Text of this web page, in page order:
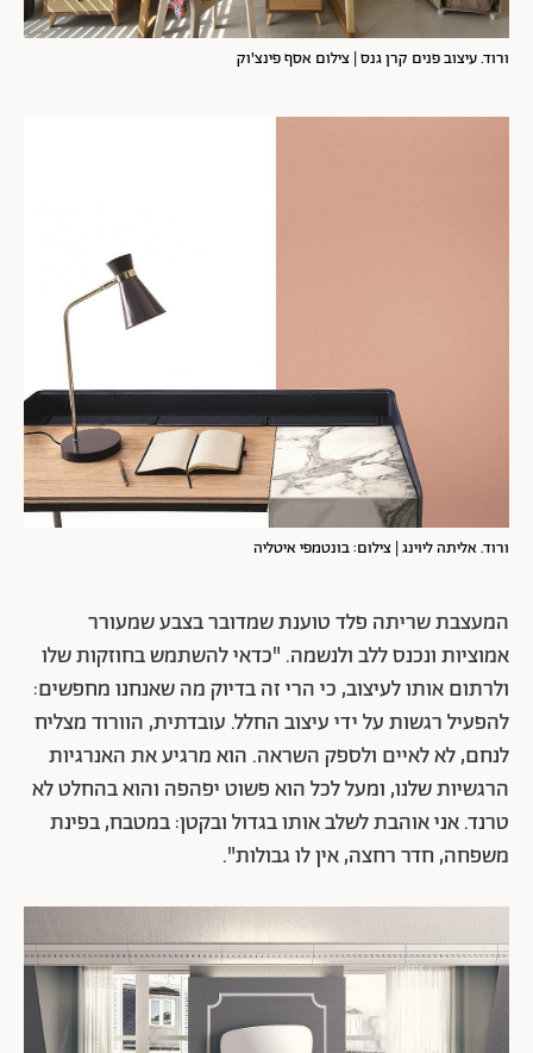
ורוד. עיצוב פנים קרן גנס | צילום אסף פינצ'וק
ורוד. אליתה ליוינג | צילום: בונטמפי איטליה
המעצבת שריתה פלד טוענת שמדובר בצבע שמעורר
אמוציות ונכנס ללב ולנשמה. "כדאי להשתמש בחוזקות שלו
ולרתום אותו לעיצוב, כי הרי זה בדיוק מה שאנחנו מחפשים:
להפעיל רגשות על ידי עיצוב החלל. עובדתית, הוורוד מצליח
לנחם, לא לאיים ולספק השראה. הוא מרגיע את האנרגיות
הרגשיות שלנו, ומעל לכל הוא פשוט יפהפה והוא בהחלט לא
טרנד. אני אוהבת לשלב אותו בגדול ובקטן: במטבח, בפינת
משפחה, חדר רחצה, אין לו גבולות".